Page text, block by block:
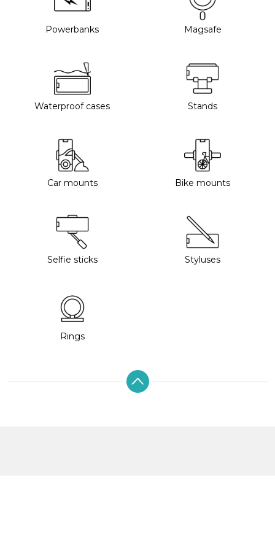
Powerbanks Magsafe
Waterproof cases Stands
Car mounts Bike mounts
Selfie sticks Styluses
Rings